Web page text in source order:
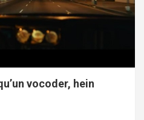
vocoder, hein